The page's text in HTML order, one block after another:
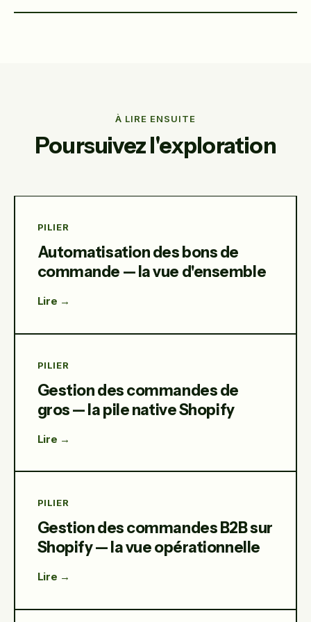
À LIRE ENSUITE
Poursuivez l'exploration
PILIER
Automatisation des bons de
commande — la vue d'ensemble
Lire →
PILIER
Gestion des commandes de
gros — la pile native Shopify
Lire →
PILIER
Gestion des commandes B2B sur
Shopify — la vue opérationnelle
Lire →